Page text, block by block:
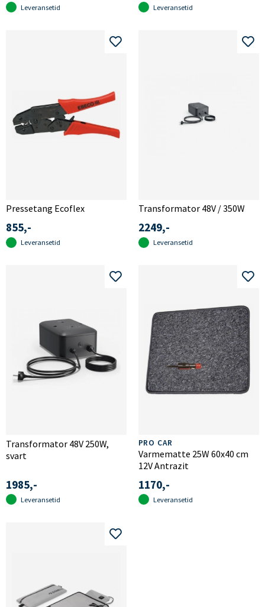
Leveransetid Leveransetid
Pressetang Ecoflex
855,-
Leveransetid
Transformator 48V / 350W
2249,-
Leveransetid
Transformator 48V 250W,
svart
1985,-
Leveransetid
PRO CAR
Varmematte 25W 60x40 cm
12V Antrazit
1170,-
Leveransetid